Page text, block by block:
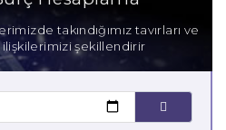
Burcu
Burcu
takındığımız tavırları ve
şekillendirir